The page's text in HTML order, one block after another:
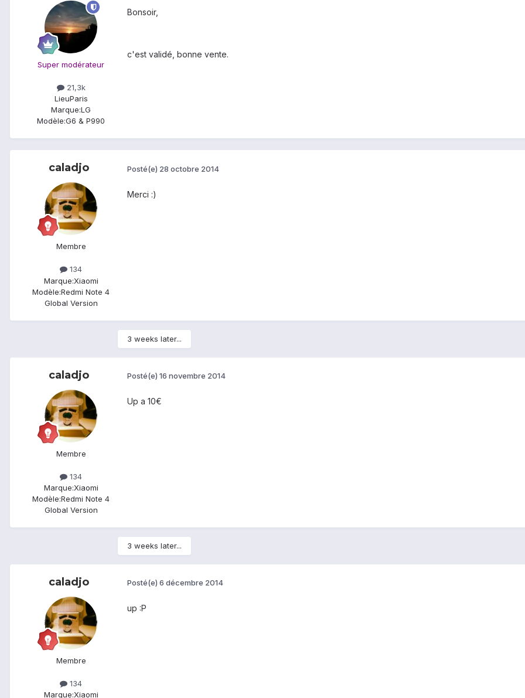
Super modérateur
21,3k
LieuParis
Marque:LG
Modèle:G6 & P990
Bonsoir,
c'est validé, bonne vente.
caladjo
Membre
134
Marque:Xiaomi
Modèle:Redmi Note 4
Global Version
Posté(e) 28 octobre 2014
Merci :)
3 weeks later...
caladjo
Membre
134
Marque:Xiaomi
Modèle:Redmi Note 4
Global Version
Posté(e) 16 novembre 2014
Up a 10€
3 weeks later...
caladjo
Membre
134
Marque:Xiaomi
Posté(e) 6 décembre 2014
up :P